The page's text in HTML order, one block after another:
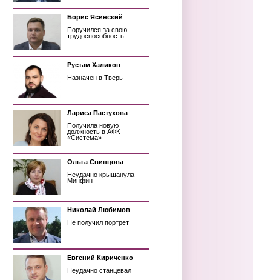
Борис Ясинский
Поручился за свою
трудоспособность
Рустам Халиков
Назначен в Тверь
Лариса Пастухова
Получила новую
должность в АФК
«Система»
Ольга Свинцова
Неудачно крышанула
Минфин
Николай Любимов
Не получил портрет
Евгений Кириченко
Неудачно станцевал